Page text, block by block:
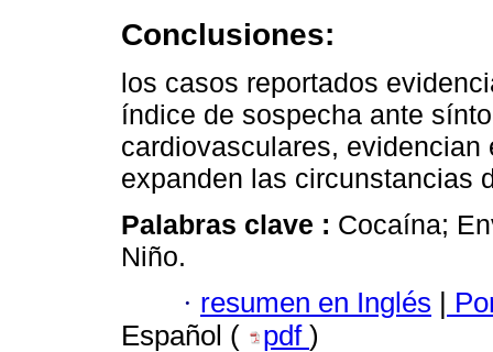
Conclusiones:
los casos reportados
índice de sospecha ante
cardiovasculares,
expanden las circunstancias
Palabras clave : Cocaína;
Niño.
· resumen en Inglés
Español (
pdf )